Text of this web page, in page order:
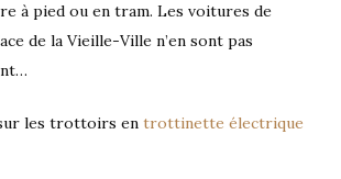
à pied ou en tram. Les voitures de
de la Vieille-Ville n’en sont pas
les trottoirs en trottinette électrique